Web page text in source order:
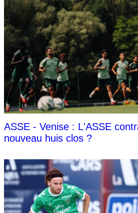
ASSE - Venise : L'ASSE
nouveau huis clos ?